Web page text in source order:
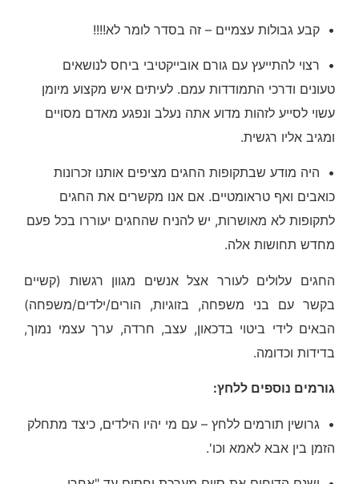
• קבע גבולות עצמיים – זה בסדר לומר לא!!!!
• רצוי להתייעץ עם גורם אובייקטיבי ביחס לנושאים
טעונים ודרכי התמודדות עמם. לעיתים איש מקצוע מיומן
עשוי לסייע לזהות מדוע אתה נעלב ונפגע מאדם מסויים
ומגיב אליו רגשית.
• היה מודע שבתקופות החגים מציפים אותנו זכרונות
כואבים ואף טראומטיים. אם אנו מקשרים את החגים
לתקופות לא מאושרות, יש להניח שהחגים יעוררו בכל פעם
מחדש תחושות אלה.
החגים עלולים לעורר אצל אנשים מגוון רגשות (קשיים
בקשר עם בני משפחה, בזוגיות, הורים/ילדים/משפחה)
הבאים לידי ביטוי בדכאון, עצב, חרדה, ערך עצמי נמוך,
בדידות וכדומה.
גורמים נוספים ללחץ:
• גרושין תורמים ללחץ – עם מי יהיו הילדים, כיצד מתחלק
הזמן בין אבא לאמא וכו'.